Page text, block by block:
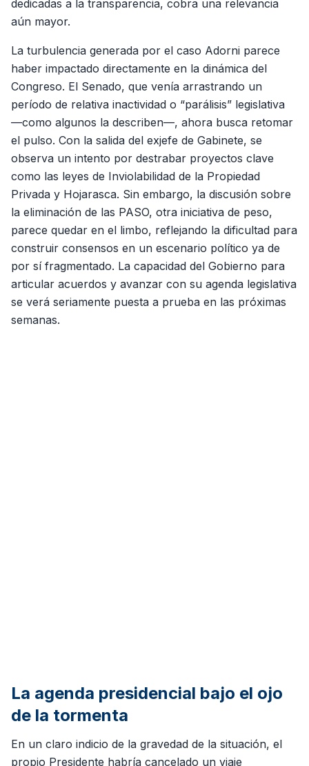
dedicadas a la transparencia, cobra una relevancia
aún mayor.
La turbulencia generada por el caso Adorni parece
haber impactado directamente en la dinámica del
Congreso. El Senado, que venía arrastrando un
período de relativa inactividad o “parálisis” legislativa
—como algunos la describen—, ahora busca retomar
el pulso. Con la salida del exjefe de Gabinete, se
observa un intento por destrabar proyectos clave
como las leyes de Inviolabilidad de la Propiedad
Privada y Hojarasca. Sin embargo, la discusión sobre
la eliminación de las PASO, otra iniciativa de peso,
parece quedar en el limbo, reflejando la dificultad para
construir consensos en un escenario político ya de
por sí fragmentado. La capacidad del Gobierno para
articular acuerdos y avanzar con su agenda legislativa
se verá seriamente puesta a prueba en las próximas
semanas.
La agenda presidencial bajo el ojo
de la tormenta
En un claro indicio de la gravedad de la situación, el
propio Presidente habría cancelado un viaje